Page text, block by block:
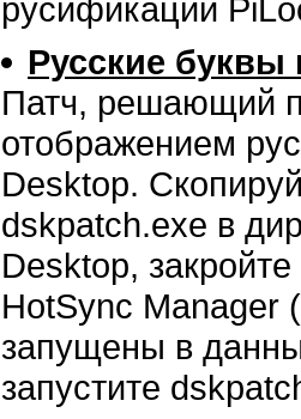
русификации
Русские буквы
Патч, решающий
отображением
Desktop.
dskpatch.exe в
Desktop,
HotSync Manager
запущены в
запустите